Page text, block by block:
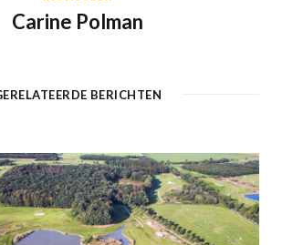
Carine Polman
BERICHTEN